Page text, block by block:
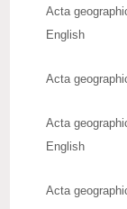
Acta
English
Acta
Acta
English
Acta